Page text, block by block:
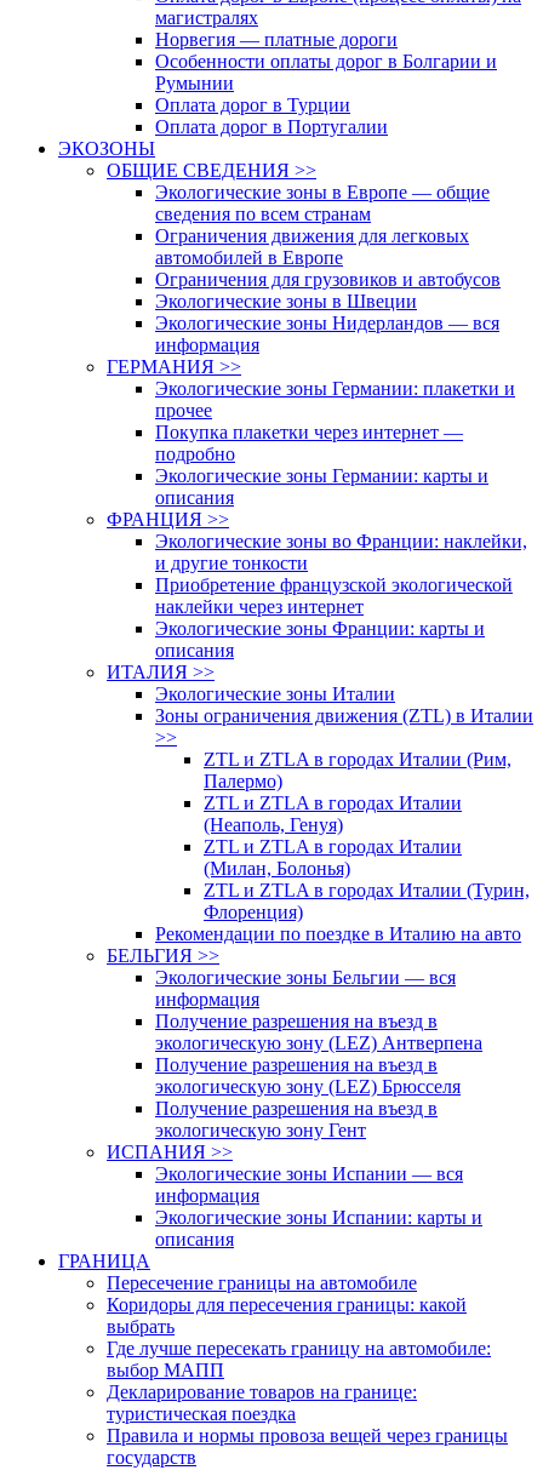
магистралях
Норвегия — платные дороги
Особенности оплаты дорог в Болгарии и
Румынии
Оплата дорог в Турции
Оплата дорог в Португалии
ЭКОЗОНЫ
ОБЩИЕ СВЕДЕНИЯ >>
Экологические зоны в Европе — общие
сведения по всем странам
Ограничения движения для легковых
автомобилей в Европе
Ограничения для грузовиков и автобусов
Экологические зоны в Швеции
Экологические зоны Нидерландов — вся
информация
ГЕРМАНИЯ >>
Экологические зоны Германии: плакетки и
прочее
Покупка плакетки через интернет —
подробно
Экологические зоны Германии: карты и
описания
ФРАНЦИЯ >>
Экологические зоны во Франции: наклейки,
и другие тонкости
Приобретение французской экологической
наклейки через интернет
Экологические зоны Франции: карты и
описания
ИТАЛИЯ >>
Экологические зоны Италии
Зоны ограничения движения (ZTL) в Италии
>>
ZTL и ZTLA в городах Италии (Рим,
Палермо)
ZTL и ZTLA в городах Италии
(Неаполь, Генуя)
ZTL и ZTLA в городах Италии
(Милан, Болонья)
ZTL и ZTLA в городах Италии (Турин,
Флоренция)
Рекомендации по поездке в Италию на авто
БЕЛЬГИЯ >>
Экологические зоны Бельгии — вся
информация
Получение разрешения на въезд в
экологическую зону (LEZ) Антверпена
Получение разрешения на въезд в
экологическую зону (LEZ) Брюсселя
Получение разрешения на въезд в
экологическую зону Гент
ИСПАНИЯ >>
Экологические зоны Испании — вся
информация
Экологические зоны Испании: карты и
описания
ГРАНИЦА
Пересечение границы на автомобиле
Коридоры для пересечения границы: какой
выбрать
Где лучше пересекать границу на автомобиле:
выбор МАПП
Декларирование товаров на границе:
туристическая поездка
Правила и нормы провоза вещей через границы
государств